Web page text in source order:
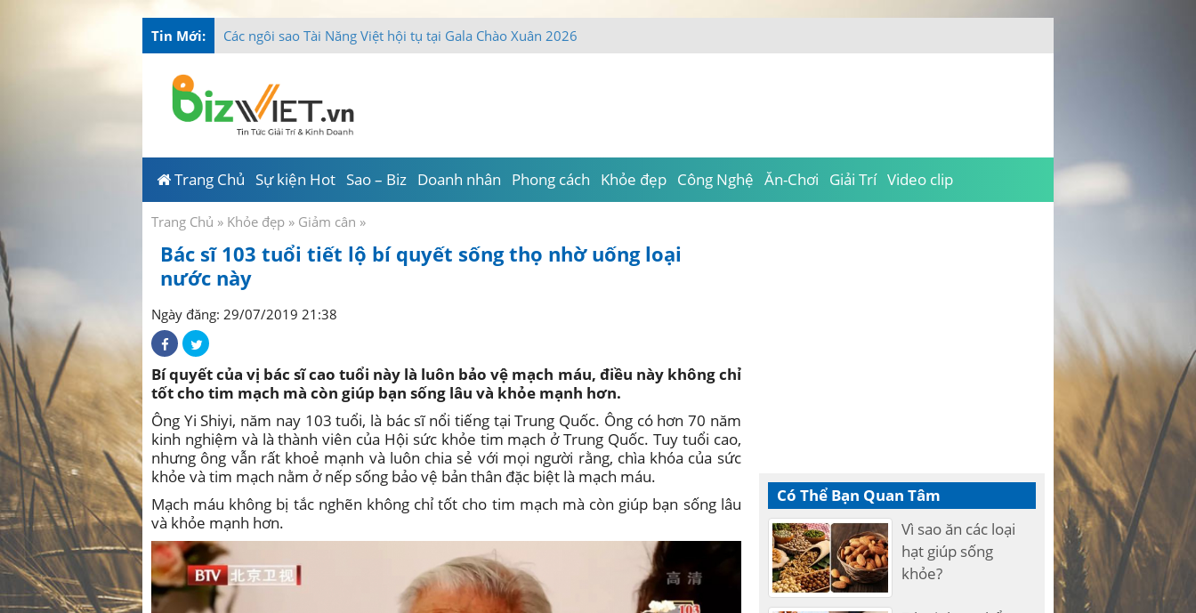
Tin Mới: Tài Năng Việt chu_
Trang Chủ Sự kiện Hot Sao – Biz Doanh nhân Phong cách Khỏe đẹp Công Nghệ Ăn-Chơi Giải Trí Video clip
Trang Chủ » Khỏe đẹp » Giảm cân »
Bác sĩ 103 tuổi tiết lộ bí quyết sống thọ nhờ uống loại
nước này
Ngày đăng: 29/07/2019 21:38
Bí quyết của vị bác sĩ cao tuổi này là luôn bảo vệ mạch máu, điều này không chỉ
tốt cho tim mạch mà còn giúp bạn sống lâu và khỏe mạnh hơn.
Ông Yi Shiyi, năm nay 103 tuổi, là bác sĩ nổi tiếng tại Trung Quốc. Ông có hơn 70 năm
kinh nghiệm và là thành viên của Hội sức khỏe tim mạch ở Trung Quốc. Tuy tuổi cao,
nhưng ông vẫn rất khoẻ mạnh và luôn chia sẻ với mọi người rằng, chìa khóa của sức
khỏe và tim mạch nằm ở nếp sống bảo vệ bản thân đặc biệt là mạch máu.
Mạch máu không bị tắc nghẽn không chỉ tốt cho tim mạch mà còn giúp bạn sống lâu
và khỏe mạnh hơn.
Có Thể Bạn Quan Tâm
Vì sao ăn các loại
hạt giúp sống
khỏe?